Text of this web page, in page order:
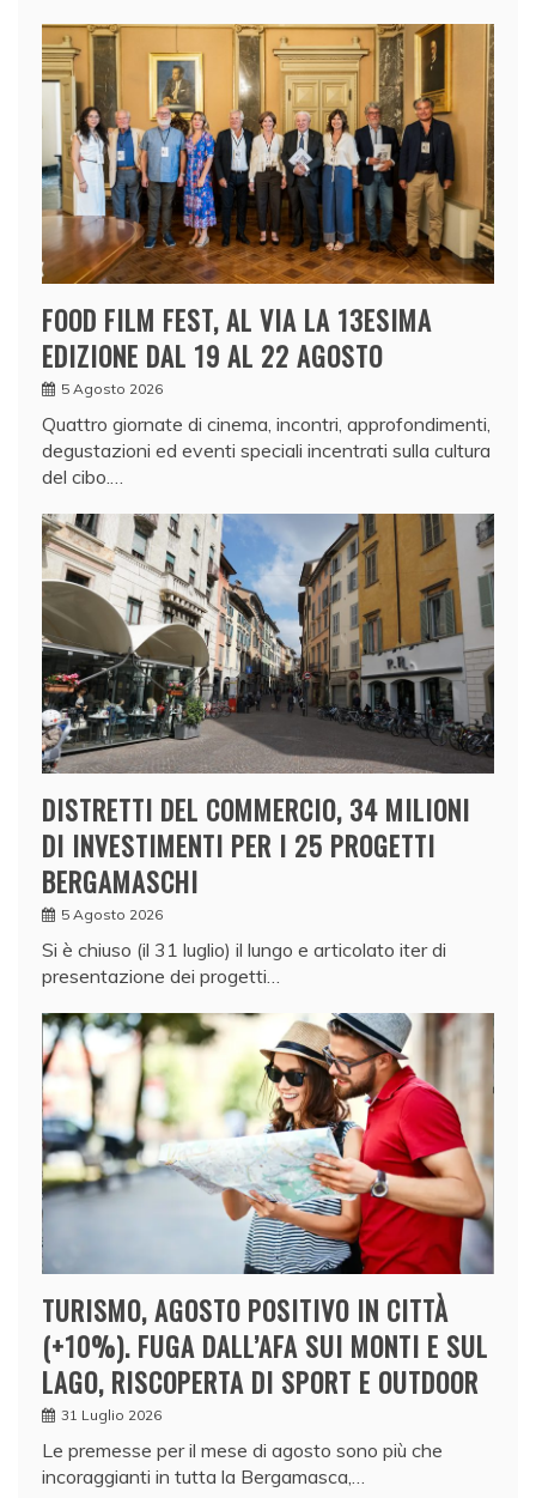
FOOD FILM FEST, AL VIA LA 13ESIMA
EDIZIONE DAL 19 AL 22 AGOSTO
5 Agosto 2026
Quattro giornate di cinema, incontri, approfondimenti,
degustazioni ed eventi speciali incentrati sulla cultura
del cibo.…
DISTRETTI DEL COMMERCIO, 34 MILIONI
DI INVESTIMENTI PER I 25 PROGETTI
BERGAMASCHI
5 Agosto 2026
Si è chiuso (il 31 luglio) il lungo e articolato iter di
presentazione dei progetti…
TURISMO, AGOSTO POSITIVO IN CITTÀ
(+10%). FUGA DALL’AFA SUI MONTI E SUL
LAGO, RISCOPERTA DI SPORT E OUTDOOR
31 Luglio 2026
Le premesse per il mese di agosto sono più che
incoraggianti in tutta la Bergamasca,…